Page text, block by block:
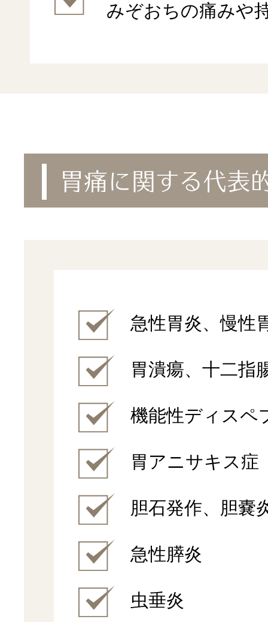
みぞおちの痛みや
胃痛に関する代表
急性胃炎、慢性
胃潰瘍、十二指
機能性ディスペ
胃アニサキス症
胆石発作、胆嚢
急性膵炎
虫垂炎